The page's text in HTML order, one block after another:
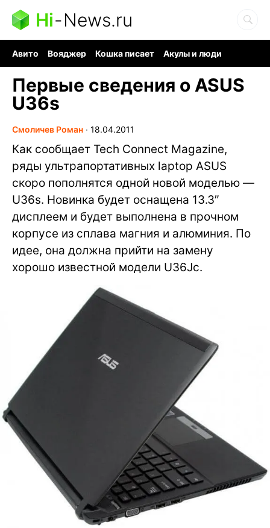
Hi-News.ru
Авито Вояджер Кошка писает
Акулы и люди
Первые сведения о ASUS
U36s
Смоличев Роман ∙ 18.04.2011
Как сообщает Tech Connect Magazine,
ряды ультрапортативных laptop ASUS
скоро пополнятся одной новой моделью —
U36s. Новинка будет оснащена 13.3″
дисплеем и будет выполнена в прочном
корпусе из сплава магния и алюминия. По
идее, она должна прийти на замену
хорошо известной модели U36Jc.